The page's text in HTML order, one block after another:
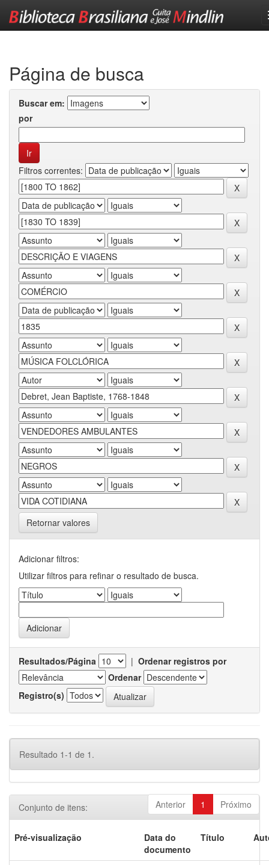
Página de busca
Buscar em:
por
Filtros correntes:
Retornar valores
Adicionar filtros:
Utilizar filtros para refinar o resultado de busca.
Resultados/Página | Ordenar registros por
Ordenar
Registro(s)
Resultado 1-1 de 1.
Anterior 1 Próximo
Conjunto de itens:
Pré-visualização
Data do
documento
Título